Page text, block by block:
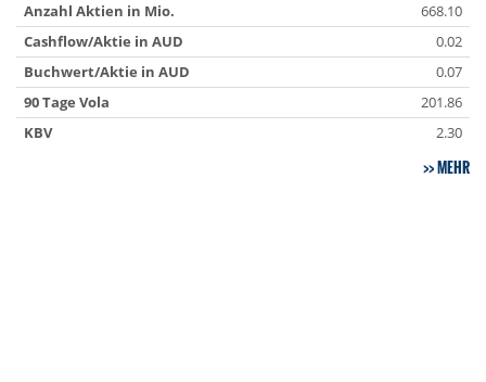
Anzahl Aktien in Mio.
668.10
Cashflow/Aktie in AUD
0.02
Buchwert/Aktie in AUD
0.07
90 Tage Vola
201.86
KBV
2.30
MEHR